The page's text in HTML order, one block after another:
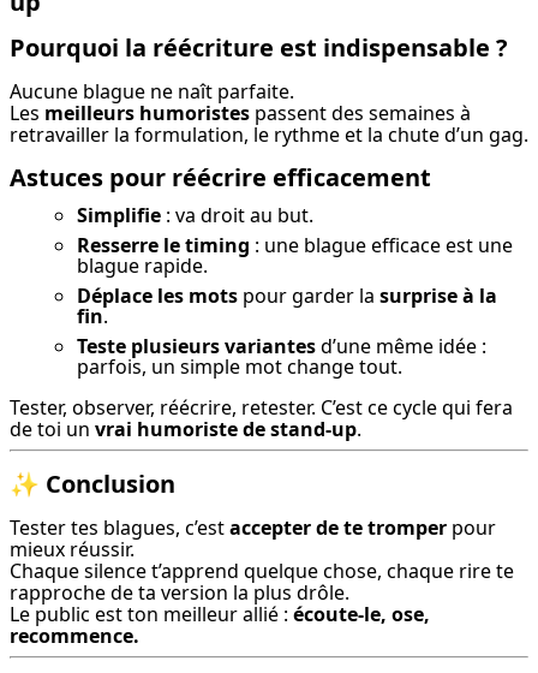
Pourquoi la réécriture est indispensable ?
Aucune blague ne naît parfaite.
Les meilleurs humoristes passent des semaines à
retravailler la formulation, le rythme et la chute d’un gag.
Astuces pour réécrire efficacement
Simplifie : va droit au but.
Resserre le timing : une blague efficace est une
blague rapide.
Déplace les mots pour garder la surprise à la
fin.
Teste plusieurs variantesd’une même idée :
parfois, un simple mot change tout.
Tester, observer, réécrire, retester. C’est ce cycle qui fera
de toi un vrai humoriste de stand-up.
✨ Conclusion
Tester tes blagues, c’est accepter de te tromper pour
mieux réussir.
Chaque silence t’apprend quelque chose, chaque rire te
rapproche de ta version la plus drôle.
Le public est ton meilleur allié : écoute-le, ose,
recommence.